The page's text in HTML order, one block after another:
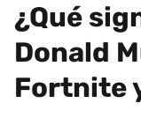
¿Qué
Donald
Fortnite